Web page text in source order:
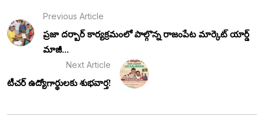
Previous Article
ప్రజా దర్బార్ కార్యక్రమంలో పాల్గొన్న రాజంపేట మార్కెట్ యార్డ్
మాజీ...
Next Article
టీచర్ ఉద్యోగార్థులకు శుభవార్త!